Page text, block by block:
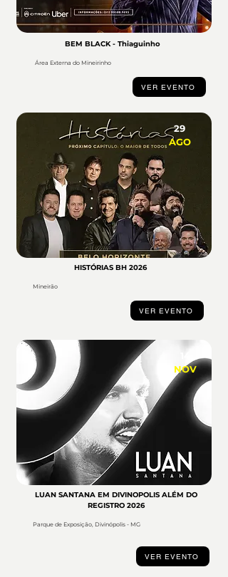
BEM BLACK - Thiaguinho
Área Externa do Mineirinho
VER EVENTO
29
AGO
HISTÓRIAS BH 2026
Mineirão
VER EVENTO
NOV
LUAN SANTANA EM DIVINOPOLIS ALÉM DO
REGISTRO 2026
Parque de Exposição, Divinópolis - MG
VER EVENTO